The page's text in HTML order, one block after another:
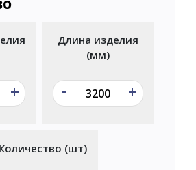
+
Длина изделия
(мм)
- +
Количество (шт)